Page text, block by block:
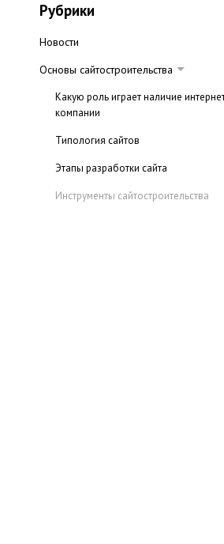
Рубрики
Новости
Основы сайтостроительства
Какую роль играет наличие
компании
Типология сайтов
Этапы разработки сайта
Инструменты сайтостроительства